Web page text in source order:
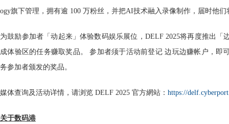
ogy旗下管理，拥有逾 100 万粉丝，并把AI技术融入录像制作，届时他
为鼓励参加者「动起来」体验数码娱乐展位，DELF 2025将再度推出「
成体验区的任务赚取奖品。 参加者须于活动前登记 边玩边赚帐户，即
务参加者颁发的奖品。
媒体查询及活动详情，请浏览 DELF 2025 官方網站： https://
关于数码港